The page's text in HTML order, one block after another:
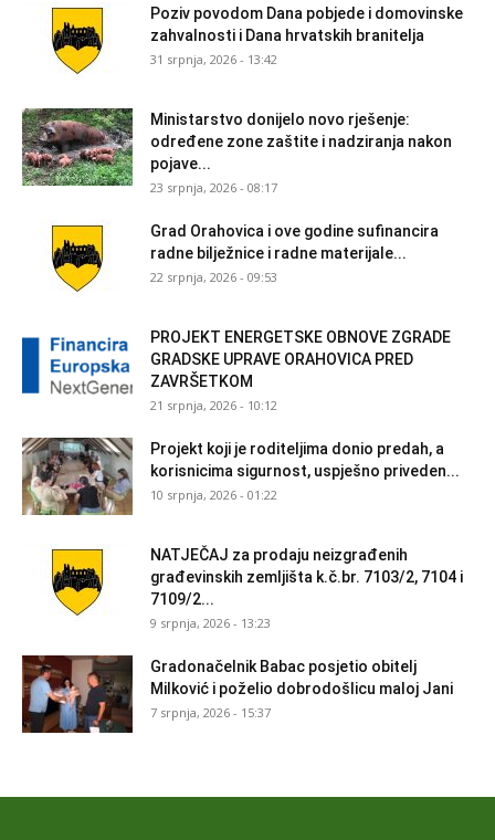
Poziv povodom Dana pobjede i domovinske
zahvalnosti i Dana hrvatskih branitelja
31 srpnja, 2026 - 13:42
Ministarstvo donijelo novo rješenje:
određene zone zaštite i nadziranja nakon
pojave...
23 srpnja, 2026 - 08:17
Grad Orahovica i ove godine sufinancira
radne bilježnice i radne materijale...
22 srpnja, 2026 - 09:53
PROJEKT ENERGETSKE OBNOVE ZGRADE
GRADSKE UPRAVE ORAHOVICA PRED
ZAVRŠETKOM
21 srpnja, 2026 - 10:12
Projekt koji je roditeljima donio predah, a
korisnicima sigurnost, uspješno priveden...
10 srpnja, 2026 - 01:22
NATJEČAJ za prodaju neizgrađenih
građevinskih zemljišta k.č.br. 7103/2, 7104 i
7109/2...
9 srpnja, 2026 - 13:23
Gradonačelnik Babac posjetio obitelj
Milković i poželio dobrodošlicu maloj Jani
7 srpnja, 2026 - 15:37